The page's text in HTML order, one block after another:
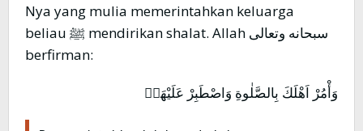
Nya yang mulia memerintahkan keluarga
beliau ﷺ mendirikan shalat. Allah سبحانه وتعالى
berfirman:
وَأْمُرْ اَهْلَكَ بِالصَّلٰوةِ وَاصْطَبِرْ عَلَيْهَاۗ